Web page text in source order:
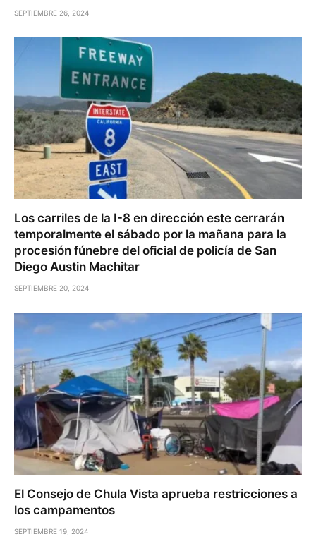
SEPTIEMBRE 26, 2024
Los carriles de la I-8 en dirección este cerrarán
temporalmente el sábado por la mañana para la
procesión fúnebre del oficial de policía de San
Diego Austin Machitar
SEPTIEMBRE 20, 2024
El Consejo de Chula Vista aprueba restricciones a
los campamentos
SEPTIEMBRE 19, 2024